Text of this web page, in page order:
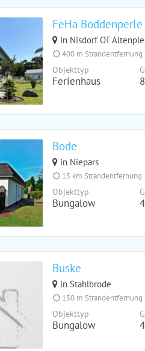
FeHa
in Nisdorf OT
400 m Strandentfernung
Objekttyp
Ferienhaus
Bode
in Niepars
15 km Strandentfernung
Objekttyp
Bungalow
Buske
in Stahlbrode
150 m Strandentfernung
Objekttyp
Bungalow